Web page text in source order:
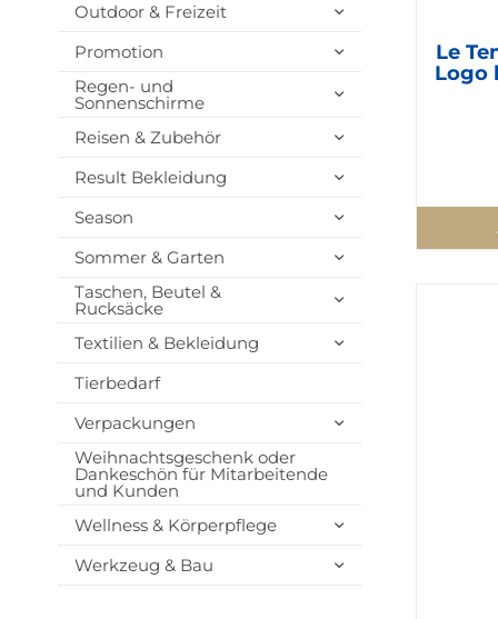
Outdoor & Freizeit
Promotion
Regen- und
Sonnenschirme
Reisen & Zubehör
Result Bekleidung
Season
Sommer & Garten
Taschen, Beutel &
Rucksäcke
Textilien & Bekleidung
Tierbedarf
Verpackungen
Weihnachtsgeschenk oder
Dankeschön für Mitarbeitende
und Kunden
Wellness & Körperpflege
Werkzeug & Bau
Le
Logo